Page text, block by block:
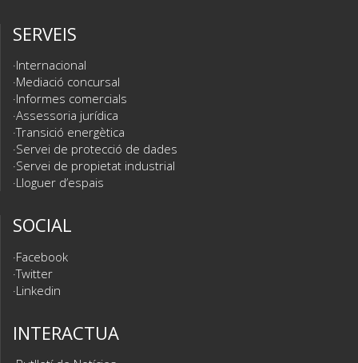
SERVEIS
Internacional
Mediació concursal
Informes comercials
Assessoria jurídica
Transició energètica
Servei de protecció de dades
Servei de propietat industrial
Lloguer d’espais
SOCIAL
Facebook
Twitter
Linkedin
INTERACTUA